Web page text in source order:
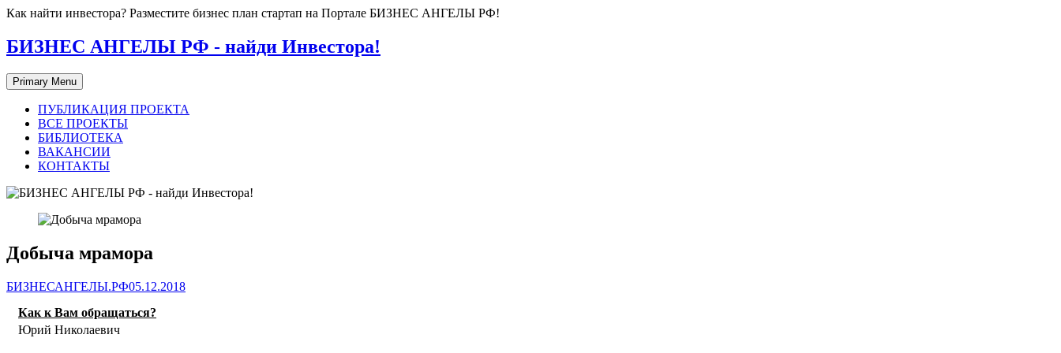
Skip
content
Как найти инвестора? Разместите бизнес план стартап на Портале БИЗНЕС АНГЕЛЫ РФ!
БИЗНЕС АНГЕЛЫ РФ - найди Инвестора!
Primary Menu
ПУБЛИКАЦИЯ ПРОЕКТА
ВСЕ ПРОЕКТЫ
БИБЛИОТЕКА
ВАКАНСИИ
КОНТАКТЫ
Добыча мрамора
БИЗНЕСАНГЕЛЫ.РФ05.12.2018
Как к Вам обращаться?
Юрий Николаевич